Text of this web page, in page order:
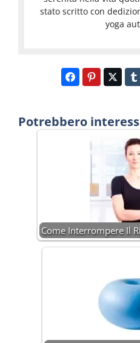
stato scritto con
yoga
Potrebbero
Come Interrompere Il